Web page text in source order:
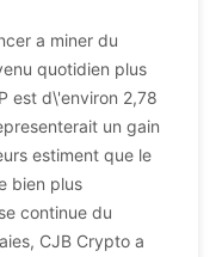
a miner du
quotidien plus
est d\'environ 2,78
un gain
estiment que le
bien plus
continue du
CJB Crypto a